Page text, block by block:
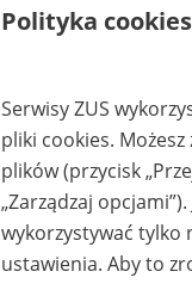
Polityka cookies
Serwisy ZUS
pliki cookies.
plików (przycisk
„Zarządzaj
wykorzystywać tylko
ustawienia. Aby to